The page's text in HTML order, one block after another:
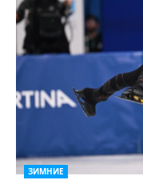
ЗИМНИЕ